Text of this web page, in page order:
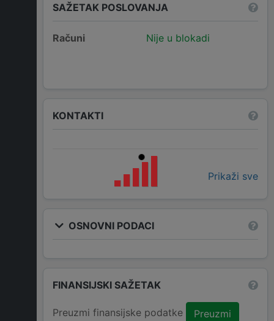
SAŽETAK POSLOVANJA
Računi Nije u blokadi
KONTAKTI
Prikaži sve
OSNOVNI PODACI
FINANSIJSKI SAŽETAK
Preuzmi finansijske podatke Preuzmi